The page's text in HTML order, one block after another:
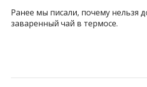
Ранее мы писали, почему нельзя
заваренный чай в термосе.